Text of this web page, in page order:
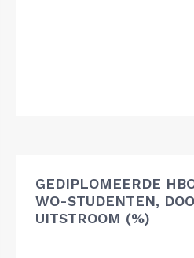
GEDIPLOMEERDE
WO-STUDENTEN,
UITSTROOM (%)